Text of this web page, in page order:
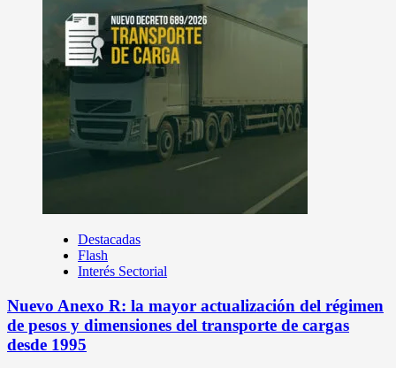
Destacadas
Flash
Interés Sectorial
Nuevo Anexo R: la mayor actualización del régimen
de pesos y dimensiones del transporte de cargas
desde 1995